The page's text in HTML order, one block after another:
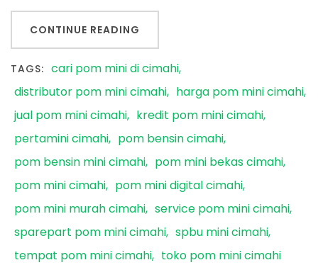
CONTINUE READING
TAGS: cari pom mini di cimahi
distributor pom mini cimahi
harga pom mini cimahi
jual pom mini cimahi
kredit pom mini cimahi
pertamini cimahi
pom bensin cimahi
pom bensin mini cimahi
pom mini bekas cimahi
pom mini cimahi
pom mini digital cimahi
pom mini murah cimahi service pom mini cimahi
sparepart pom mini cimahi spbu mini cimahi
tempat pom mini cimahi
toko pom mini cimahi